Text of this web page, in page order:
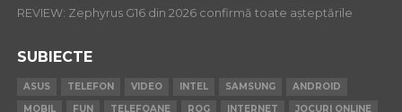
REVIEW: Zephyrus G16 din 2026 confirmă toate așteptările
SUBIECTE
ASUS TELEFON VIDEO INTEL SAMSUNG
ANDROID
MOBIL
FUN TELEFOANE ROG INTERNET JOCURI ONLINE